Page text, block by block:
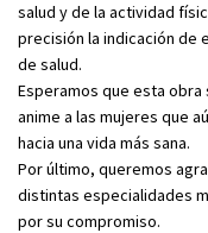
salud y de la actividad
precisión la indicación de
de salud.
Esperamos que esta
anime a las mujeres que
hacia una vida más sana.
Por último, queremos
distintas especialidades
por su compromiso.